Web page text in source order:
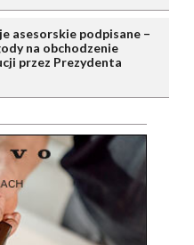
asesorskie podpisane –
na obchodzenie
przez Prezydenta